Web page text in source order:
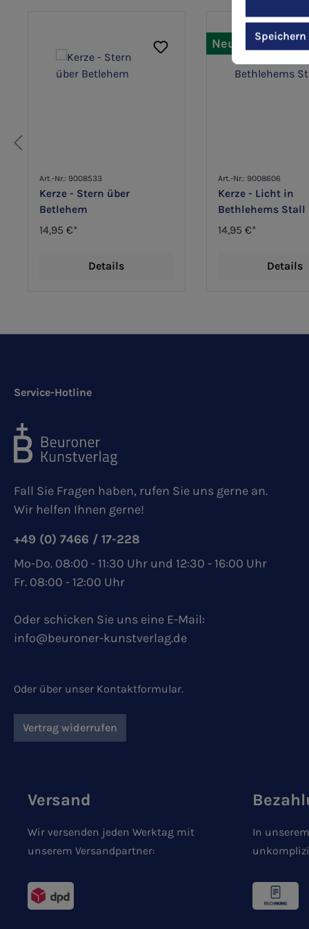
Art.-Nr.: 9008533
Kerze - Stern über
Betlehem
14,95 €*
Details
Neu
Art.-Nr.: 9008606
Kerze - Licht in
Bethlehems Stall
14,95 €*
Details
Service-Hotline
Fall Sie Fragen haben, rufen Sie uns gerne an.
Wir helfen Ihnen gerne!
+49 (0) 7466 / 17-228
Mo-Do. 08:00 - 11:30 Uhr und 12:30 - 16:00 Uhr
Fr. 08:00 - 12:00 Uhr
Oder schicken Sie uns eine E-Mail:
info@beuroner-kunstverlag.de
Oder über unser Kontaktformular.
Vertrag widerrufen
Versand
Wir versenden jeden Werktag mit
unserem Versandpartner:
In
Speichern